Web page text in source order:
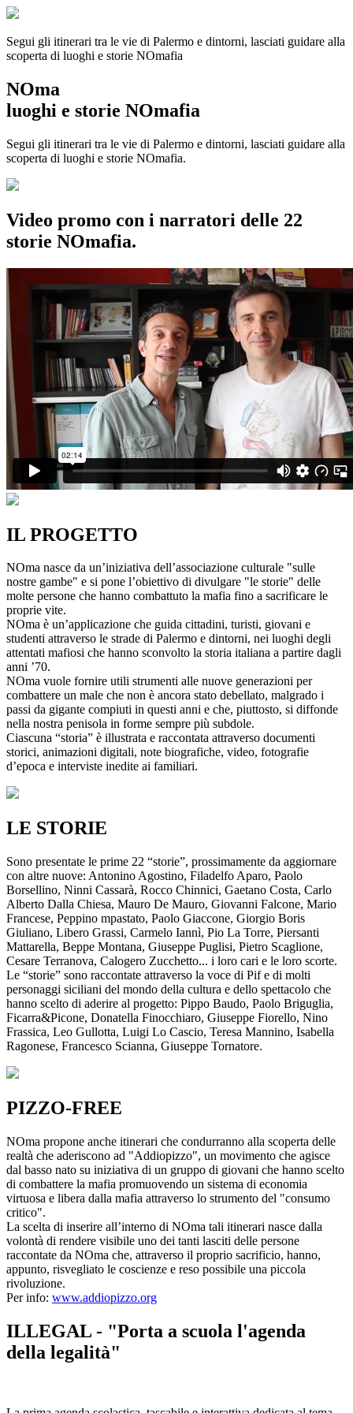
Segui gli itinerari tra le vie di Palermo e dintorni, lasciati guidare alla
scoperta di luoghi e storie NOmafia
NOma
luoghi e storie NOmafia
Segui gli itinerari tra le vie di Palermo e dintorni, lasciati guidare alla
scoperta di luoghi e storie NOmafia.
Video promo con i narratori delle 22
storie NOmafia.
IL PROGETTO
NOma nasce da un’iniziativa dell’associazione culturale "sulle
nostre gambe" e si pone l’obiettivo di divulgare "le storie" delle
molte persone che hanno combattuto la mafia fino a sacrificare le
proprie vite.
NOma è un’applicazione che guida cittadini, turisti, giovani e
studenti attraverso le strade di Palermo e dintorni, nei luoghi degli
attentati mafiosi che hanno sconvolto la storia italiana a partire dagli
anni ’70.
NOma vuole fornire utili strumenti alle nuove generazioni per
combattere un male che non è ancora stato debellato, malgrado i
passi da gigante compiuti in questi anni e che, piuttosto, si diffonde
nella nostra penisola in forme sempre più subdole.
Ciascuna “storia” è illustrata e raccontata attraverso documenti
storici, animazioni digitali, note biografiche, video, fotografie
d’epoca e interviste inedite ai familiari.
LE STORIE
Sono presentate le prime 22 “storie”, prossimamente da aggiornare
con altre nuove: Antonino Agostino, Filadelfo Aparo, Paolo
Borsellino, Ninni Cassarà, Rocco Chinnici, Gaetano Costa, Carlo
Alberto Dalla Chiesa, Mauro De Mauro, Giovanni Falcone, Mario
Francese, Peppino mpastato, Paolo Giaccone, Giorgio Boris
Giuliano, Libero Grassi, Carmelo Iannì, Pio La Torre, Piersanti
Mattarella, Beppe Montana, Giuseppe Puglisi, Pietro Scaglione,
Cesare Terranova, Calogero Zucchetto... i loro cari e le loro scorte.
Le “storie” sono raccontate attraverso la voce di Pif e di molti
personaggi siciliani del mondo della cultura e dello spettacolo che
hanno scelto di aderire al progetto: Pippo Baudo, Paolo Briguglia,
Ficarra&Picone, Donatella Finocchiaro, Giuseppe Fiorello, Nino
Frassica, Leo Gullotta, Luigi Lo Cascio, Teresa Mannino, Isabella
Ragonese, Francesco Scianna, Giuseppe Tornatore.
PIZZO-FREE
NOma propone anche itinerari che condurranno alla scoperta delle
realtà che aderiscono ad "Addiopizzo", un movimento che agisce
dal basso nato su iniziativa di un gruppo di giovani che hanno scelto
di combattere la mafia promuovendo un sistema di economia
virtuosa e libera dalla mafia attraverso lo strumento del "consumo
critico".
La scelta di inserire all’interno di NOma tali itinerari nasce dalla
volontà di rendere visibile uno dei tanti lasciti delle persone
raccontate da NOma che, attraverso il proprio sacrificio, hanno,
appunto, risvegliato le coscienze e reso possibile una piccola
rivoluzione.
Per info: www.addiopizzo.org
ILLEGAL - "Porta a scuola l'agenda
della legalità"